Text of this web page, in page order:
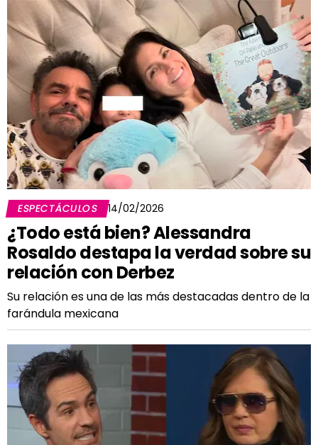
ESPECTÁCULOS 14/02/2026
¿Todo está bien? Alessandra
Rosaldo destapa la verdad sobre su
relación con Derbez
Su relación es una de las más destacadas dentro de la
farándula mexicana